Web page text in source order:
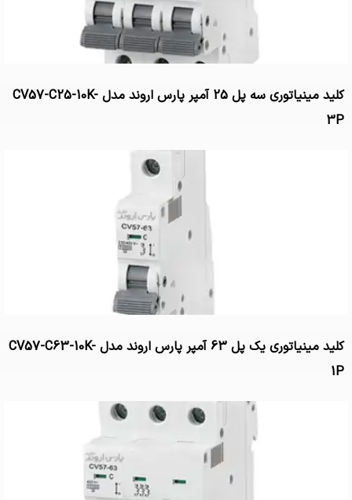
کلید مینیاتوری سه پل 25 آمپر پارس اروند مدل CV57-C25-10K-
3P
کلید مینیاتوری یک پل 63 آمپر پارس اروند مدل CV57-C63-10K-
1P